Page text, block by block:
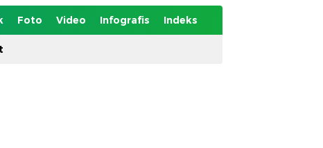
Foto Video Infografis Indeks